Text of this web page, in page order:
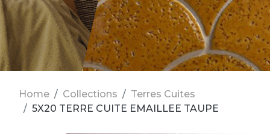
Home Collections
Terres Cuites
5X20 TERRE CUITE EMAILLEE TAUPE